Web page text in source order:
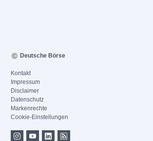
Deutsche Börse
Kontakt
Impressum
Disclaimer
Datenschutz
Markenrechte
Cookie-Einstellungen